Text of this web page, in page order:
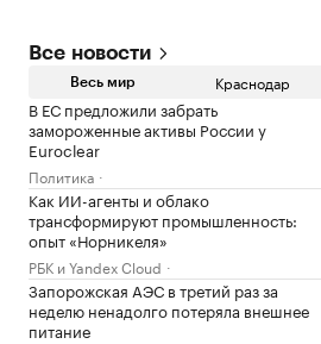
Все новости
Весь мир Краснодар
В ЕС предложили забрать
замороженные активы России у
Euroclear
Политика
Как ИИ-агенты и облако
трансформируют промышленность:
опыт «Норникеля»
РБК и Yandex Cloud
Запорожская АЭС в третий раз за
неделю ненадолго потеряла внешнее
питание